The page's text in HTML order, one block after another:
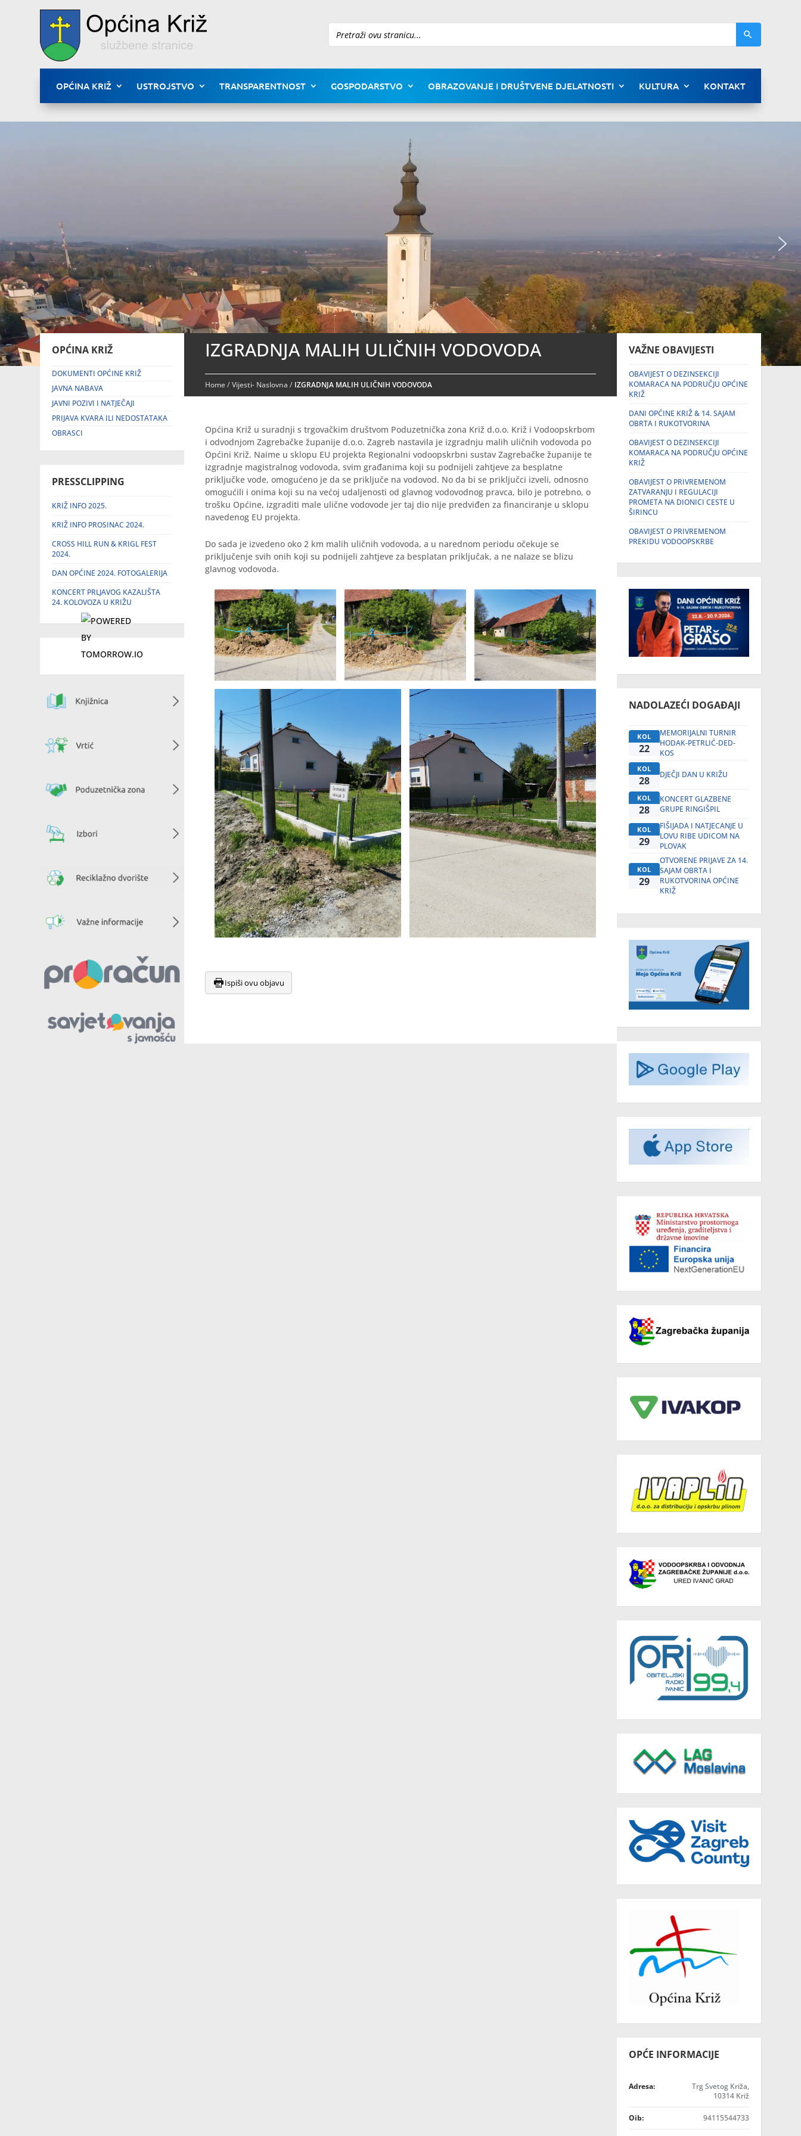
Pretraži
OPĆINA KRIŽ USTROJSTVO TRANSPARENTNOST GOSPODARSTVO OBRAZOVANJE I DRUŠTVENE DJELATNOSTI KULTURA KONTAKT
OPĆINA KRIŽ
DOKUMENTI OPĆINE KRIŽ
JAVNA NABAVA
JAVNI POZIVI I NATJEČAJI
PRIJAVA KVARA ILI NEDOSTATAKA
OBRASCI
PRESSCLIPPING
KRIŽ INFO 2025.
KRIŽ INFO PROSINAC 2024.
CROSS HILL RUN & KRIGL FEST
2024.
DAN OPĆINE 2024. FOTOGALERIJA
KONCERT PRLJAVOG KAZALIŠTA
24. KOLOVOZA U KRIŽU
IZGRADNJA MALIH ULIČNIH VODOVODA
Home/Vijesti- Naslovna / IZGRADNJA MALIH ULIČNIH VODOVODA
Općina Križ u suradnji s trgovačkim društvom Poduzetnička zona Križ d.o.o. Križ i Vodoopskrbom
i odvodnjom Zagrebačke županije d.o.o. Zagreb nastavila je izgradnju malih uličnih vodovoda po
Općini Križ. Naime u sklopu EU projekta Regionalni vodoopskrbni sustav Zagrebačke županije te
izgradnje magistralnog vodovoda, svim građanima koji su podnijeli zahtjeve za besplatne
priključke vode, omogućeno je da se priključe na vodovod. No da bi se priključci izveli, odnosno
omogućili i onima koji su na većoj udaljenosti od glavnog vodovodnog pravca, bilo je potrebno, o
trošku Općine, izgraditi male ulične vodovode jer taj dio nije predviđen za financiranje u sklopu
navedenog EU projekta.
Do sada je izvedeno oko 2 km malih uličnih vodovoda, a u narednom periodu očekuje se
priključenje svih onih koji su podnijeli zahtjeve za besplatan priključak, a ne nalaze se blizu
glavnog vodovoda.
Ispiši ovu objavu
VAŽNE OBAVIJESTI
OBAVIJEST O DEZINSEKCIJI
KOMARACA NA PODRUČJU OPĆINE
KRIŽ
DANI OPĆINE KRIŽ & 14. SAJAM
OBRTA I RUKOTVORINA
OBAVIJEST O DEZINSEKCIJI
KOMARACA NA PODRUČJU OPĆINE
KRIŽ
OBAVIJEST O PRIVREMENOM
ZATVARANJU I REGULACIJI
PROMETA NA DIONICI CESTE U
ŠIRINCU
OBAVIJEST O PRIVREMENOM
PREKIDU VODOOPSKRBE
NADOLAZEĆI DOGAĐAJI
KOL
22
MEMORIJALNI TURNIR
HODAK-PETRLIĆ-DED-
KOS
KOL
28 DJEČJI DAN U KRIŽU
KOL
28
KONCERT GLAZBENE
GRUPE RINGIŠPIL
KOL
29
FIŠIJADA I NATJECANJE U
LOVU RIBE UDICOM NA
PLOVAK
KOL
29
OTVORENE PRIJAVE ZA 14.
SAJAM OBRTA I
RUKOTVORINA OPĆINE
KRIŽ
OPĆE INFORMACIJE
Adresa:
Trg Svetog Križa,
10314 Križ
Oib: 94115544733